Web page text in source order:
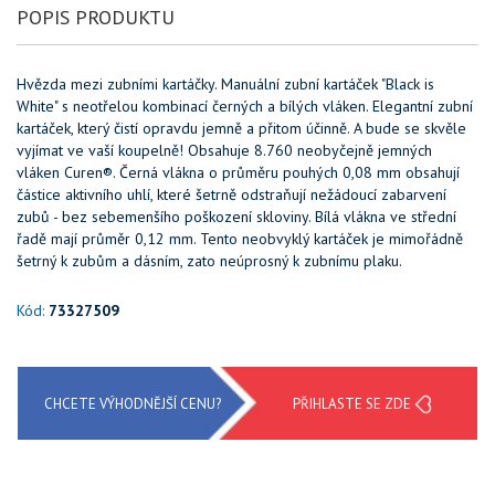
POPIS PRODUKTU
Hvězda mezi zubními kartáčky. Manuální zubní kartáček "Black is
White" s neotřelou kombinací černých a bílých vláken. Elegantní zubní
kartáček, který čistí opravdu jemně a přitom účinně. A bude se skvěle
vyjímat ve vaší koupelně! Obsahuje 8.760 neobyčejně jemných
vláken Curen®. Černá vlákna o průměru pouhých 0,08 mm obsahují
částice aktivního uhlí, které šetrně odstraňují nežádoucí zabarvení
zubů - bez sebemenšího poškození skloviny. Bílá vlákna ve střední
řadě mají průměr 0,12 mm. Tento neobvyklý kartáček je mimořádně
šetrný k zubům a dásním, zato neúprosný k zubnímu plaku.
Kód: 73327509
CHCETE VÝHODNĚJŠÍ CENU? PŘIHLASTE SE ZDE